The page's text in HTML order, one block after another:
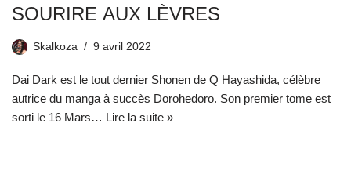
SOURIRE AUX LÈVRES
Skalkoza 9 avril 2022
Dai Dark est le tout dernier Shonen de Q Hayashida, célèbre
autrice du manga à succès Dorohedoro. Son premier tome est
sorti le 16 Mars… Lire la suite »